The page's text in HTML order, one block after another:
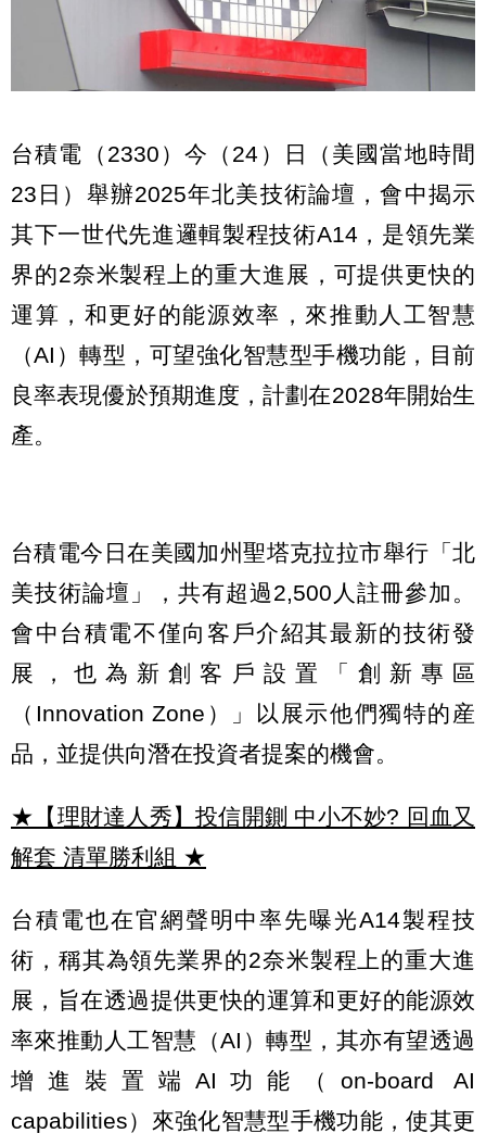
台積電（2330）今（24）日（美國當地時間
23日）舉辦2025年北美技術論壇，會中揭示
其下一世代先進邏輯製程技術A14，是領先業
界的2奈米製程上的重大進展，可提供更快的
運算，和更好的能源效率，來推動人工智慧
（AI）轉型，可望強化智慧型手機功能，目前
良率表現優於預期進度，計劃在2028年開始生
產。
台積電今日在美國加州聖塔克拉拉市舉行「北
美技術論壇」，共有超過2,500人註冊參加。
會中台積電不僅向客戶介紹其最新的技術發
展，也為新創客戶設置「創新專區
（Innovation Zone）」以展示他們獨特的産
品，並提供向潛在投資者提案的機會。
★【理財達人秀】投信開鍘 中小不妙? 回血又
解套 清單勝利組 ★
台積電也在官網聲明中率先曝光A14製程技
術，稱其為領先業界的2奈米製程上的重大進
展，旨在透過提供更快的運算和更好的能源效
率來推動人工智慧（AI）轉型，其亦有望透過
增進裝置端AI功能（on-board AI
capabilities）來強化智慧型手機功能，使其更